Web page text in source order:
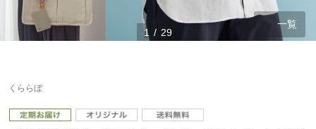
1 / 29
一覧
くららぼ